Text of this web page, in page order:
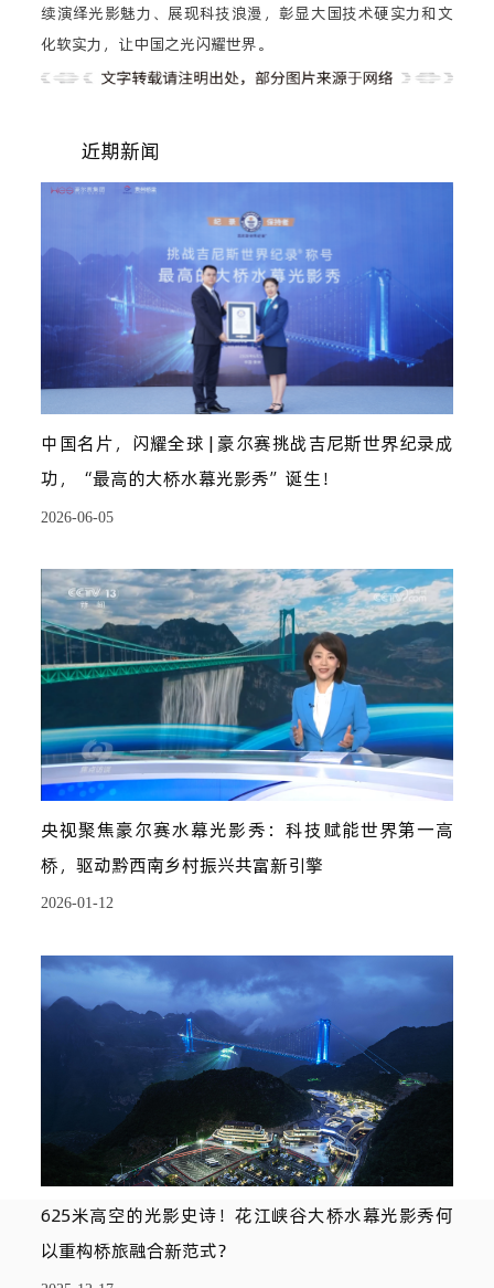
续演绎光影魅力、展现科技浪漫，彰显大国技术硬实力和文
化软实力，让中国之光闪耀世界。
近期新闻
中国名片，闪耀全球 | 豪尔赛挑战吉尼斯世界纪录成
功，“最高的大桥水幕光影秀”诞生！
2026-06-05
央视聚焦豪尔赛水幕光影秀：科技赋能世界第一高
桥，驱动黔西南乡村振兴共富新引擎
2026-01-12
625米高空的光影史诗！花江峡谷大桥水幕光影秀何
以重构桥旅融合新范式？